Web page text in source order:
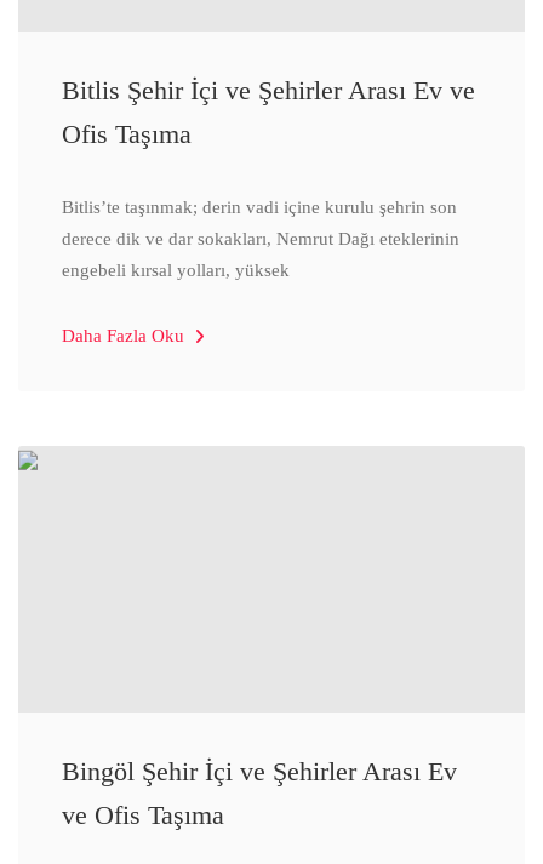
Bitlis Şehir İçi ve Şehirler Arası Ev ve
Ofis Taşıma
Bitlis’te taşınmak; derin vadi içine kurulu şehrin son
derece dik ve dar sokakları, Nemrut Dağı eteklerinin
engebeli kırsal yolları, yüksek
Daha Fazla Oku
Bingöl Şehir İçi ve Şehirler Arası Ev
ve Ofis Taşıma